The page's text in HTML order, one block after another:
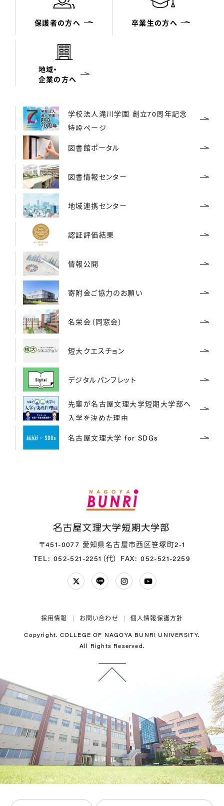
保護者の方へ 卒業生の方へ
地域・
企業の方へ
学校法人滝川学園 創立70周年記念
特設ページ
図書館ポータル
図書情報センター
地域連携センター
認証評価結果
情報公開
寄附金ご協力のお願い
名栄会（同窓会）
短大クエスチョン
デジタルパンフレット
先輩が名古屋文理大学短期大学部へ
入学を決めた理由
名古屋文理大学 for SDGs
〒451-0077 愛知県名古屋市西区笹塚町2-1
TEL: 052-521-2251（代） FAX: 052-521-2259
個人情報保護方針
お問い合わせ
採用情報
Copyright. COLLEGE OF NAGOYA BUNRI UNIVERSITY.
All Rights Reserved.